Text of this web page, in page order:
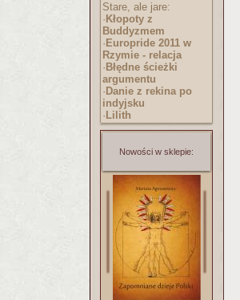
Stare, ale jare:
· Kłopoty z
Buddyzmem
· Europride 2011 w
Rzymie - relacja
· Błędne ścieżki
argumentu
· Danie z rekina po
indyjsku
· Lilith
Nowości w sklepie: